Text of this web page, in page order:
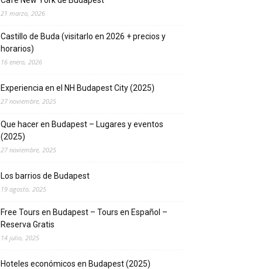
21 marzo, 2026
Castillo de Buda (visitarlo en 2026 + precios y
horarios)
16 enero, 2026
Experiencia en el NH Budapest City (2025)
27 noviembre, 2025
Que hacer en Budapest – Lugares y eventos
(2025)
27 noviembre, 2025
Los barrios de Budapest
19 agosto, 2025
Free Tours en Budapest – Tours en Español –
Reserva Gratis
14 julio, 2025
Hoteles económicos en Budapest (2025)